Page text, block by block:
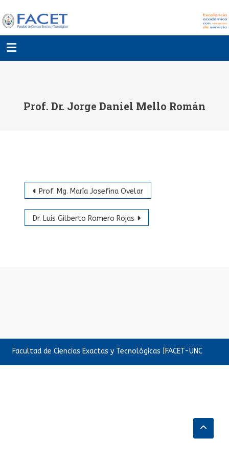
Prof. Dr. Jorge Daniel Mello Román
Prof. Mg. María Josefina Ovelar
Dr. Luis Gilberto Romero Rojas
Facultad de Ciencias Exactas y Tecnológicas |FACET-UNC